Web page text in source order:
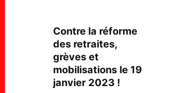
Contre la réforme
des retraites,
grèves et
mobilisations le 19
janvier 2023 !